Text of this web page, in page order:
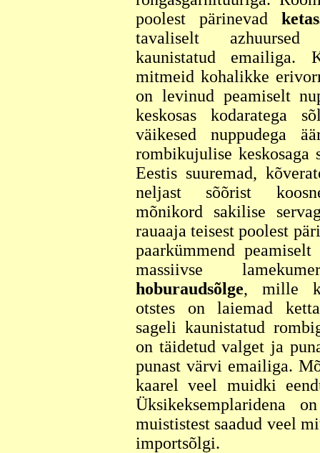
poolest pärinevad
tavaliselt
kaunistatud emailiga.
mitmeid kohalikke
on levinud peamiselt
keskosas kodaratega
väikesed nuppudega
rombikujulise keskosaga
Eestis suuremad,
neljast sõõrist
mõnikord sakilise
rauaaja teisest poolest
paarkümmend
massiivse
hoburaudsõlge, mille
otstes on laiemad
sageli kaunistatud
on täidetud valget ja
punast värvi emailiga.
kaarel veel muidki
Üksikeksemplaridena
muististest saadud veel
importsõlgi.